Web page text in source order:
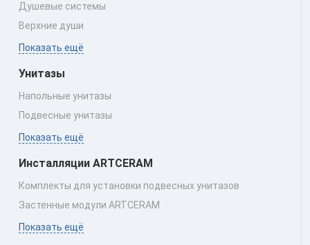
Душевые системы
Верхние души
Показать ещё
Унитазы
Напольные унитазы
Подвесные унитазы
Показать ещё
Инсталляции ARTCERAM
Комплекты для установки подвесных унитазов
Застенные модули ARTCERAM
Показать ещё